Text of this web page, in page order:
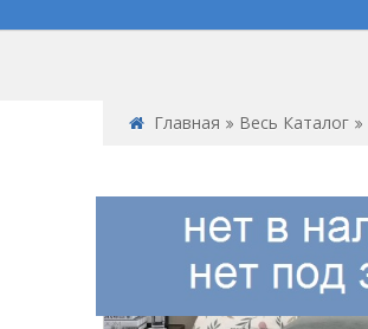
Главная Весь Каталог